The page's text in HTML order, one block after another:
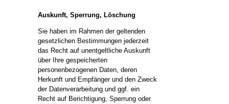
Auskunft, Sperrung, Löschung
Sie haben im Rahmen der geltenden
gesetzlichen Bestimmungen jederzeit
das Recht auf unentgeltliche Auskunft
über Ihre gespeicherten
personenbezogenen Daten, deren
Herkunft und Empfänger und den Zweck
der Datenverarbeitung und ggf. ein
Recht auf Berichtigung, Sperrung oder